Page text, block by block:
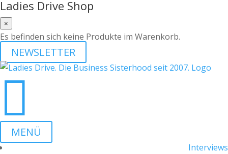
Ladies Drive Shop
×
Es befinden sich keine Produkte im Warenkorb.
NEWSLETTER

MENÜ
Interviews